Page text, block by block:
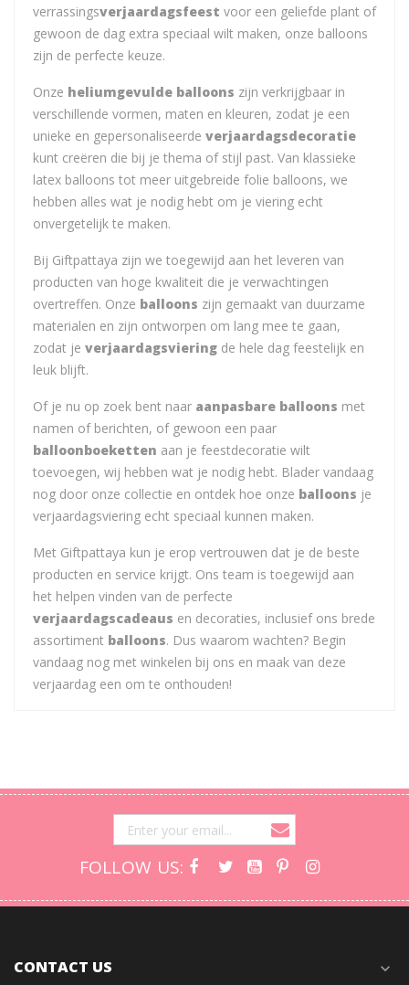
verrassingsverjaardagsfeest voor een geliefde plant of
gewoon de dag extra speciaal wilt maken, onze balloons
zijn de perfecte keuze.
Onze heliumgevulde balloons zijn verkrijgbaar in
verschillende vormen, maten en kleuren, zodat je een
unieke en gepersonaliseerde verjaardagsdecoratie
kunt creëren die bij je thema of stijl past. Van klassieke
latex balloons tot meer uitgebreide folie balloons, we
hebben alles wat je nodig hebt om je viering echt
onvergetelijk te maken.
Bij Giftpattaya zijn we toegewijd aan het leveren van
producten van hoge kwaliteit die je verwachtingen
overtreffen. Onze balloons zijn gemaakt van duurzame
materialen en zijn ontworpen om lang mee te gaan,
zodat je verjaardagsviering de hele dag feestelijk en
leuk blijft.
Of je nu op zoek bent naar aanpasbare balloons met
namen of berichten, of gewoon een paar
balloonboeketten aan je feestdecoratie wilt
toevoegen, wij hebben wat je nodig hebt. Blader vandaag
nog door onze collectie en ontdek hoe onze balloons je
verjaardagsviering echt speciaal kunnen maken.
Met Giftpattaya kun je erop vertrouwen dat je de beste
producten en service krijgt. Ons team is toegewijd aan
het helpen vinden van de perfecte
verjaardagscadeaus en decoraties, inclusief ons brede
assortiment balloons. Dus waarom wachten? Begin
vandaag nog met winkelen bij ons en maak van deze
verjaardag een om te onthouden!
FOLLOW US:
CONTACT US expand_more